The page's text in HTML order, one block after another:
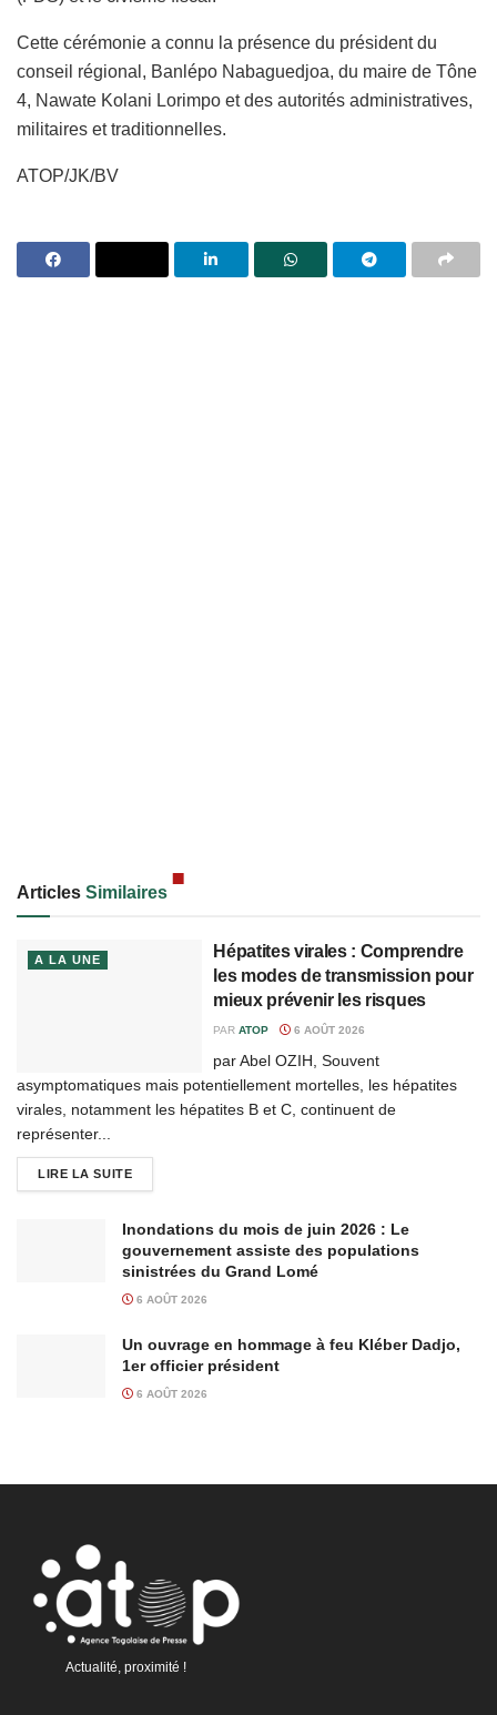
Cette cérémonie a connu la présence du président du
conseil régional, Banlépo Nabaguedjoa, du maire de Tône
4, Nawate Kolani Lorimpo et des autorités administratives,
militaires et traditionnelles.
ATOP/JK/BV
Articles Similaires
A LA UNE
Hépatites virales : Comprendre
les modes de transmission pour
mieux prévenir les risques
PAR ATOP 6 AOÛT 2026
par Abel OZIH, Souvent
asymptomatiques mais potentiellement mortelles, les hépatites
virales, notamment les hépatites B et C, continuent de
représenter...
LIRE LA SUITE
Inondations du mois de juin 2026 : Le
gouvernement assiste des populations
sinistrées du Grand Lomé
6 AOÛT 2026
Un ouvrage en hommage à feu Kléber Dadjo,
1er officier président
6 AOÛT 2026
Actualité, proximité !